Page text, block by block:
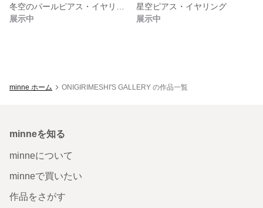
展示中
星空ピアス・イヤリング
展示中
minne ホーム ONIGIRIMESHI'S GALLERY の作品一覧
minneを知る
minneについて
minneで買いたい
作品をさがす